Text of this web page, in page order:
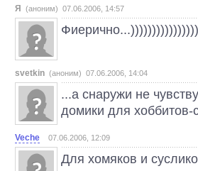
Я (аноним) 07.06.2006, 14:57
svetkin (аноним) 07.06.2006, 14:04
...а снаружи не
домики для хоббитов-
Veche 07.06.2006, 12:09
Для хомяков и